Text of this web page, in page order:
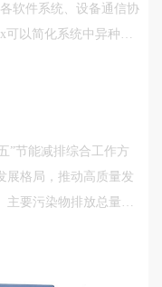
软件系统、设备通信协
以简化系统中异种协
易接入并可转换为标
。Smartbox系列嵌入
”节能减排综合工作方
展格局，推动高质量发
要污染物排放总量控
生态环境质量持续改
现双碳目标奠定坚实